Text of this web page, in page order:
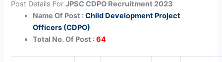
Post Details ForJPSC CDPO Recruitment 2023
Name Of Post :Child Development Project
Officers (CDPO)
Total No. Of Post :64